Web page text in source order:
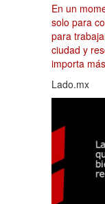
En un
solo para
para
ciudad y
importa
Lado.mx